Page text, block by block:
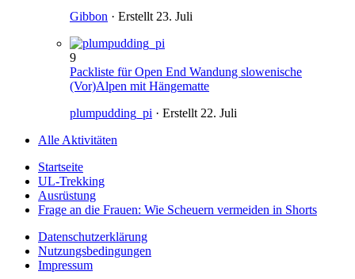
Gibbon · Erstellt 23. Juli
9
Packliste für Open End Wandung slowenische
(Vor)Alpen mit Hängematte
plumpudding_pi · Erstellt 22. Juli
Alle Aktivitäten
Startseite
UL-Trekking
Ausrüstung
Frage an die Frauen: Wie Scheuern vermeiden in Shorts
Datenschutzerklärung
Nutzungsbedingungen
Impressum